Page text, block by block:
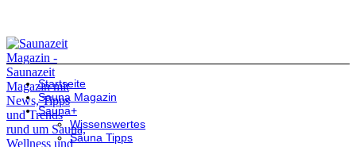
Startseite
Sauna Magazin
Sauna+
Wissenswertes
Sauna Tipps